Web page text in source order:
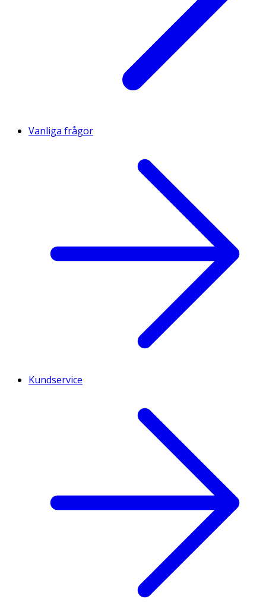
Vanliga frågor
Kundservice